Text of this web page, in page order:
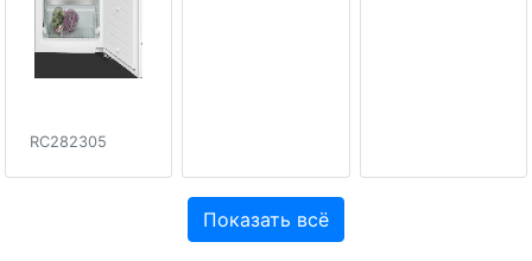
RC282305
Показать всё